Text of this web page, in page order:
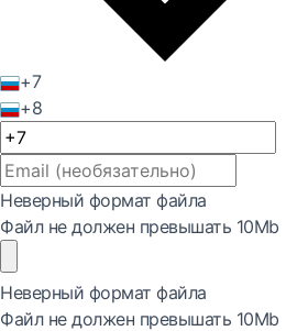
+7
+8
Неверный формат файла
Файл не должен превышать 10Mb
Неверный формат файла
Файл не должен превышать 10Mb